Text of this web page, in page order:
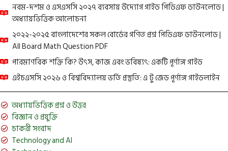
নবম-দশম ও এসএসসি ২০২৭ ব্যবসায় উদ্যোগ গাইড পিডিএফ ডাউনলোড |
অধ্যায়ভিত্তিক আলোচনা
২০২২-২০২৫ বাংলাদেশের সকল বোর্ডের গণিত প্রশ্ন পিডিএফ ডাউনলোড |
All Board Math Question PDF
পারমাণবিক শক্তি কি? উৎস, কাজ এবং ভবিষ্যৎ: একটি পূর্ণাঙ্গ গাইড
এইচএসসি ২০২৬ ও বিশ্ববিদ্যালয় ভর্তি প্রস্তুতি: এ টু জেড পূর্ণাঙ্গ গাইডলাইন
অধ্যায়ভিত্তিক প্রশ্ন ও উত্তর
বিজ্ঞান ও প্রযুক্তি
চাকরী সংবাদ
Technology and AI